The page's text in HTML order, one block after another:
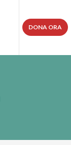
DONA ORA